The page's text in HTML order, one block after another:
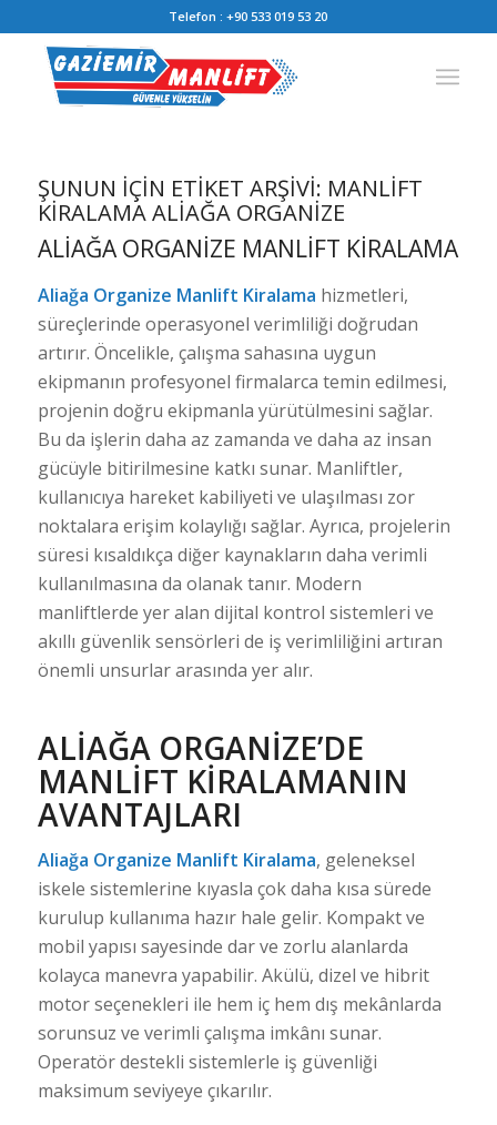
Telefon :+90 533 019 53 20
ŞUNUN IÇIN ETIKET ARŞIVI: MANLIFT
KIRALAMA ALIAĞA ORGANIZE
ALIAĞA ORGANIZE MANLIFT KIRALAMA
Aliağa Organize Manlift Kiralama hizmetleri,
süreçlerinde operasyonel verimliliği doğrudan
artırır. Öncelikle, çalışma sahasına uygun
ekipmanın profesyonel firmalarca temin edilmesi,
projenin doğru ekipmanla yürütülmesini sağlar.
Bu da işlerin daha az zamanda ve daha az insan
gücüyle bitirilmesine katkı sunar. Manliftler,
kullanıcıya hareket kabiliyeti ve ulaşılması zor
noktalara erişim kolaylığı sağlar. Ayrıca, projelerin
süresi kısaldıkça diğer kaynakların daha verimli
kullanılmasına da olanak tanır. Modern
manliftlerde yer alan dijital kontrol sistemleri ve
akıllı güvenlik sensörleri de iş verimliliğini artıran
önemli unsurlar arasında yer alır.
ALIAĞA ORGANIZE’DE
MANLIFT KIRALAMANIN
AVANTAJLARI
Aliağa Organize Manlift Kiralama, geleneksel
iskele sistemlerine kıyasla çok daha kısa sürede
kurulup kullanıma hazır hale gelir. Kompakt ve
mobil yapısı sayesinde dar ve zorlu alanlarda
kolayca manevra yapabilir. Akülü, dizel ve hibrit
motor seçenekleri ile hem iç hem dış mekânlarda
sorunsuz ve verimli çalışma imkânı sunar.
Operatör destekli sistemlerle iş güvenliği
maksimum seviyeye çıkarılır.